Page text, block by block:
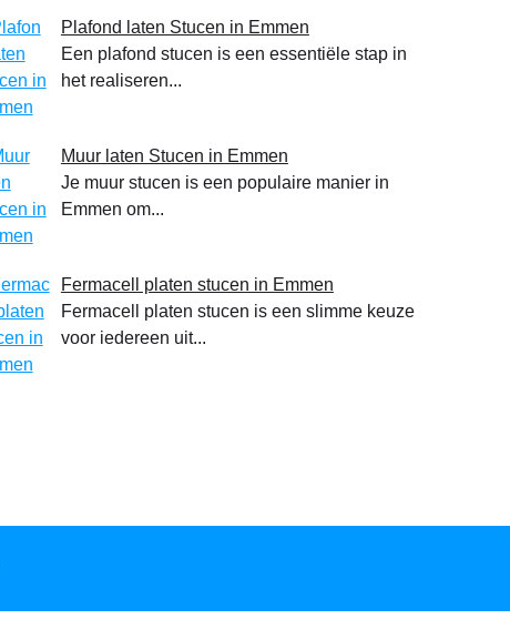
Plafond laten Stucen in Emmen
Een plafond stucen is een essentiële stap in
het realiseren...
Muur laten Stucen in Emmen
Je muur stucen is een populaire manier in
Emmen om...
Fermacell platen stucen in Emmen
Fermacell platen stucen is een slimme keuze
voor iedereen uit...